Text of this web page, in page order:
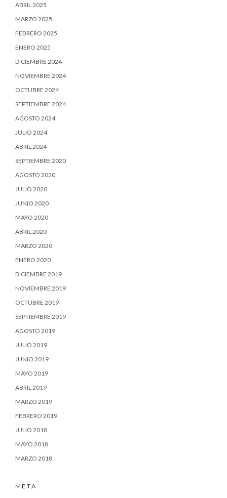
ABRIL 2025
MARZO 2025
FEBRERO 2025
ENERO 2025
DICIEMBRE 2024
NOVIEMBRE 2024
OCTUBRE 2024
SEPTIEMBRE 2024
AGOSTO 2024
JULIO 2024
ABRIL 2024
SEPTIEMBRE 2020
AGOSTO 2020
JULIO 2020
JUNIO 2020
MAYO 2020
ABRIL 2020
MARZO 2020
ENERO 2020
DICIEMBRE 2019
NOVIEMBRE 2019
OCTUBRE 2019
SEPTIEMBRE 2019
AGOSTO 2019
JULIO 2019
JUNIO 2019
MAYO 2019
ABRIL 2019
MARZO 2019
FEBRERO 2019
JULIO 2018
MAYO 2018
MARZO 2018
META